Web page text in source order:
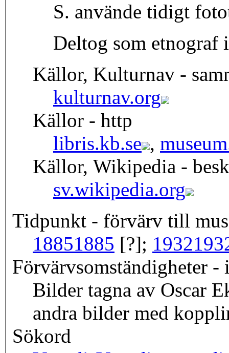
S. använde tidigt
Deltog som etnograf
Källor, Kulturnav -
kulturnav.org
Källor - http
libris.kb.se ,
Källor, Wikipedia -
sv.wikipedia.org
Tidpunkt - förvärv till
18851885 [?]; 1932
Förvärvsomständigheter -
Bilder tagna av Oscar
andra bilder med
Sökord